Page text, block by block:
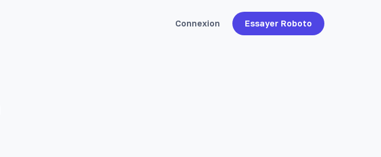
Connexion Essayer Roboto